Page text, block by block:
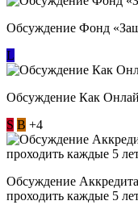
Обсуждение Фонд
L
Обсуждение ​Как
S В +4
Обсуждение
проходить каждые 5